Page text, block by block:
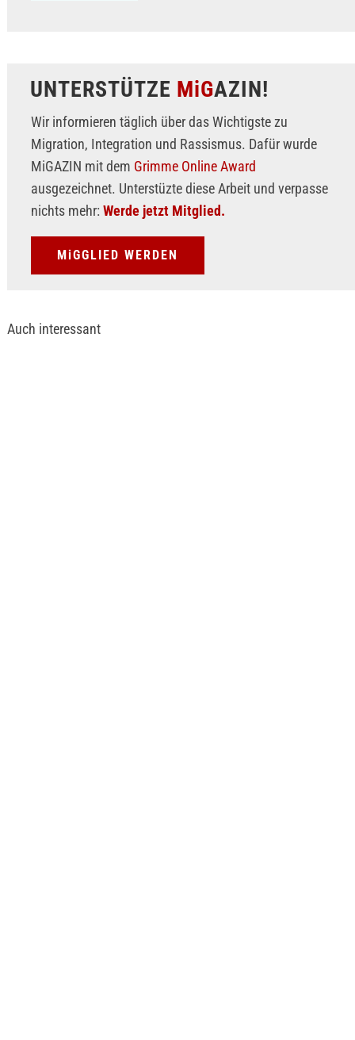
UNTERSTÜTZE MiGAZIN!
Wir informieren täglich über das Wichtigste zu
Migration, Integration und Rassismus. Dafür wurde
MiGAZIN mit dem Grimme Online Award
ausgezeichnet. Unterstüzte diese Arbeit und verpasse
nichts mehr: Werde jetzt Mitglied.
MiGGLIED WERDEN
Auch interessant